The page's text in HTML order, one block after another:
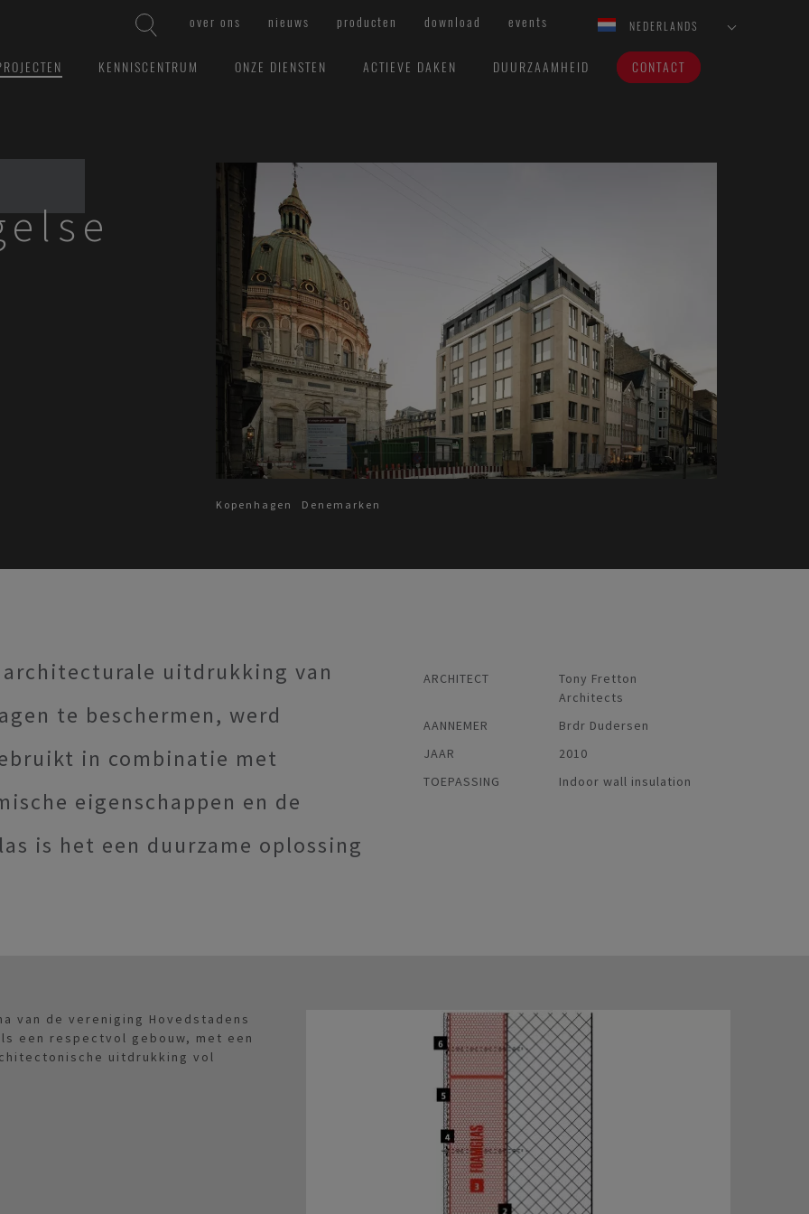
over ons nieuws producten download events NEDERLANDS
KENNISCENTRUM ONZE DIENSTEN ACTIEVE DAKEN DUURZAAMHEID CONTACT
Kopenhagen Denemarken
architecturale uitdrukking van
te beschermen, werd
in combinatie met
eigenschappen en de
is het een duurzame oplossing
ARCHITECT
Tony Fretton
Architects
AANNEMER
Brdr Dudersen
JAAR
2010
TOEPASSING
Indoor wall insulation
van de vereniging Hovedstadens
een respectvol gebouw, met een
uitdrukking vol